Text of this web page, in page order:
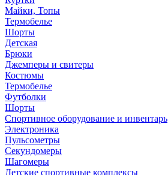
Майки, Топы
Термобелье
Шорты
Детская
Брюки
Джемперы и свитеры
Костюмы
Термобелье
Футболки
Шорты
Спортивное оборудование и инвентарь
Электроника
Пульсометры
Секундомеры
Шагомеры
Детские спортивные комплексы